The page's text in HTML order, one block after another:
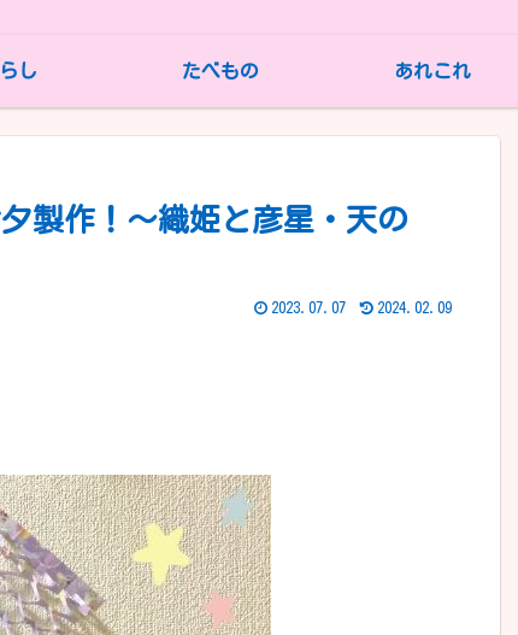
し たべもの あれこれ
製作！〜織姫と彦星・天の
2023.07.07 2024.02.09